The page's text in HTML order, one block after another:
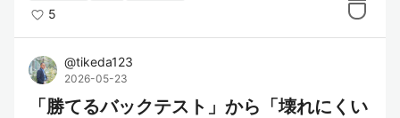
5
@tikeda123
2026-05-23
「勝てるバックテスト」から「壊れにくい